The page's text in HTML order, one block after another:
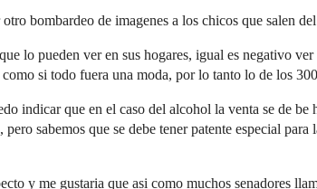
bombardeo de imagenes a los chicos que salen
lo pueden ver en sus hogares, igual es negativo ver
si todo fuera una moda, por lo tanto lo de los
indicar que en el caso del alcohol la venta se de be
sabemos que se debe tener patente especial para
y me gustaria que asi como muchos senadores